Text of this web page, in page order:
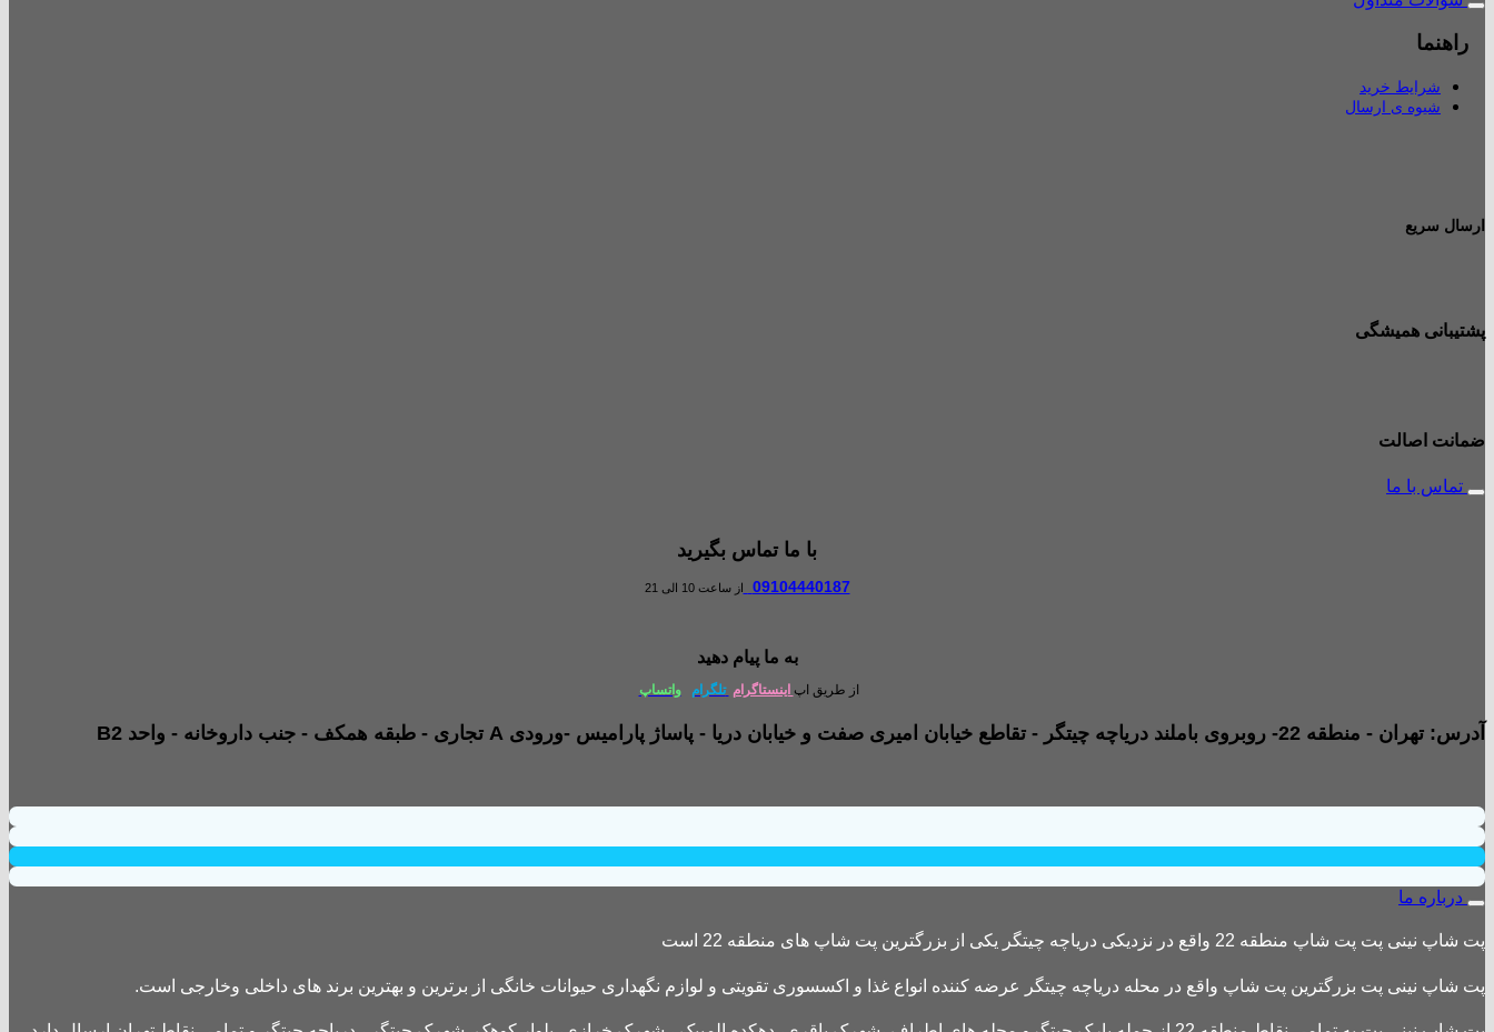
راهنما
شرایط خرید
شیوه ی ارسال
ارسال سریع
پشتیبانی همیشگی
ضمانت اصالت
تماس با ما
با ما تماس بگیرید
09104440187 از ساعت 10 الی 21
به ما پیام دهید
از طریق اپ اینستاگرام تلگرام واتساپ
آدرس: تهران - منطقه 22- روبروی باملند دریاچه چیتگر - تقاطع خیابان امیری صفت و خیابان دریا - پاساژ پارامیس -ورودی A تجاری - طبقه همکف - جنب داروخانه - واحد B2
درباره ما
پت شاپ نینی پت پت شاپ منطقه 22 واقع در نزدیکی دریاچه چیتگر یکی از بزرگترین پت شاپ های منطقه 22 است
پت شاپ نینی پت بزرگترین پت شاپ واقع در محله دریاچه چیتگر عرضه کننده انواع غذا و اکسسوری تقویتی و لوازم نگهداری حیوانات خانگی از برترین و بهترین برند های داخلی وخارجی است.